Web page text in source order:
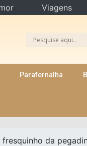
Parafernalha
da
Viagens